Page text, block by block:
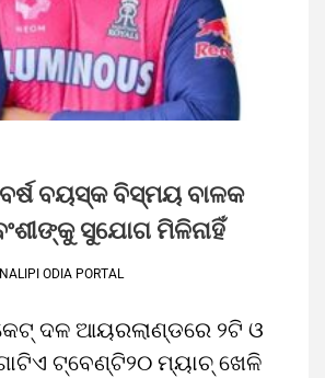
ବୟସ୍କ ବିସ୍ମୟ ବାଳକ
ସୁଯୋଗ ମିଳିନାହିଁ
ODIA PORTAL
ଦଳ ଆୟରଲାଣ୍ଡରେ ୨ଟି ଓ
ଟ୍ବେଣ୍ଟି୨୦ ମ୍ୟାଚ୍‌ ଖେଳି